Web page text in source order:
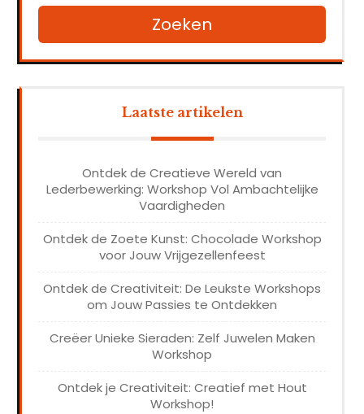
Zoeken
Laatste artikelen
Ontdek de Creatieve Wereld van
Lederbewerking: Workshop Vol Ambachtelijke
Vaardigheden
Ontdek de Zoete Kunst: Chocolade Workshop
voor Jouw Vrijgezellenfeest
Ontdek de Creativiteit: De Leukste Workshops
om Jouw Passies te Ontdekken
Creëer Unieke Sieraden: Zelf Juwelen Maken
Workshop
Ontdek je Creativiteit: Creatief met Hout
Workshop!